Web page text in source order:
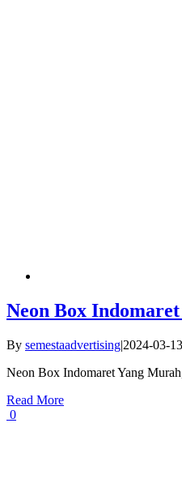
Neon Box
By semestaadvertising|2024-03-
Neon Box Indomaret Yang
Read More
0